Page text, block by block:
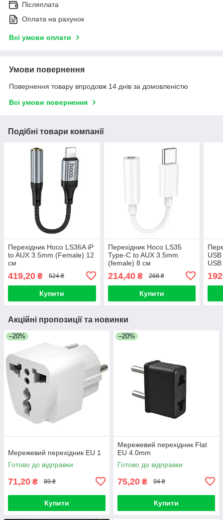
Післяплата
Оплата на рахунок
Всі умови оплати
Умови повернення
Повернення товару впродовж 14 днів за домовленістю
Всі умови повернення
Подібні товари компанії
Перехідник Hoco LS36A iP
to AUX 3.5mm (Female) 12
см
419,20 ₴ 524 ₴
Купити
Перехідник Hoco LS35
Type-C to AUX 3.5mm
(female) 8 см
214,40₴ 268 ₴
Купити
192
Акційні пропозиції та новинки
–20%
Мережевий перехідник EU 1
Готово до відправки
71,20 ₴ 89 ₴
Купити
–20%
Мережевий перехідник Flat
EU 4.0mm
Готово до відправки
75,20 ₴ 94 ₴
Купити